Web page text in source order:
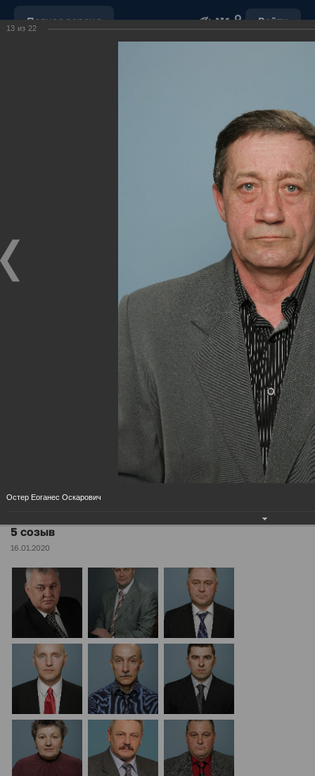
Полная версия Войти
Ханты-Мансийский район,
Дума района . 5 созыв
5 созыв
16.01.2020
13 из 22
Остер Еоганес Оскарович